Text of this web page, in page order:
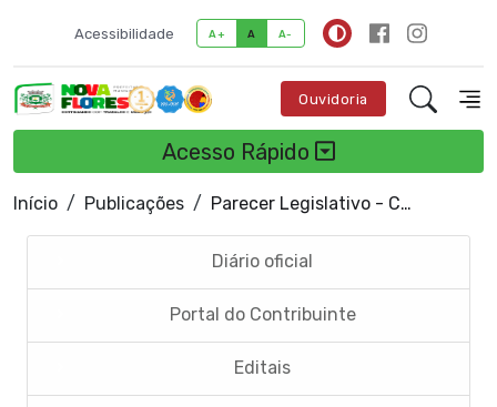
Acessibilidade A+ A A-
Ouvidoria
Acesso Rápido
Início Publicações Parecer Legislativo - Contas anuais
Diário oficial
Portal do Contribuinte
Editais